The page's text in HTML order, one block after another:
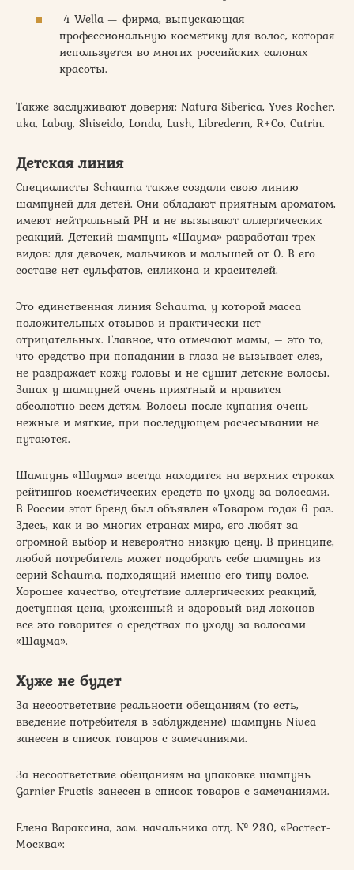
4 Wella — фирма, выпускающая
профессиональную косметику для волос, которая
используется во многих российских салонах
красоты.
Также заслуживают доверия: Natura Siberica, Yves Rocher,
uka, Labay, Shiseido, Londa, Lush, Librederm, R+Co, Cutrin.
Детская линия
Специалисты Schauma также создали свою линию
шампуней для детей. Они обладают приятным ароматом,
имеют нейтральный PH и не вызывают аллергических
реакций. Детский шампунь «Шаума» разработан трех
видов: для девочек, мальчиков и малышей от 0. В его
составе нет сульфатов, силикона и красителей.
Это единственная линия Schauma, у которой масса
положительных отзывов и практически нет
отрицательных. Главное, что отмечают мамы, – это то,
что средство при попадании в глаза не вызывает слез,
не раздражает кожу головы и не сушит детские волосы.
Запах у шампуней очень приятный и нравится
абсолютно всем детям. Волосы после купания очень
нежные и мягкие, при последующем расчесывании не
путаются.
Шампунь «Шаума» всегда находится на верхних строках
рейтингов косметических средств по уходу за волосами.
В России этот бренд был объявлен «Товаром года» 6 раз.
Здесь, как и во многих странах мира, его любят за
огромной выбор и невероятно низкую цену. В принципе,
любой потребитель может подобрать себе шампунь из
серий Schauma, подходящий именно его типу волос.
Хорошее качество, отсутствие аллергических реакций,
доступная цена, ухоженный и здоровый вид локонов –
все это говорится о средствах по уходу за волосами
«Шаума».
Хуже не будет
За несоответствие реальности обещаниям (то есть,
введение потребителя в заблуждение) шампунь Nivea
занесен в список товаров с замечаниями.
За несоответствие обещаниям на упаковке шампунь
Garnier Fructis занесен в список товаров с замечаниями.
Елена Вараксина, зам. начальника отд. № 230, «Ростест-
Москва»: